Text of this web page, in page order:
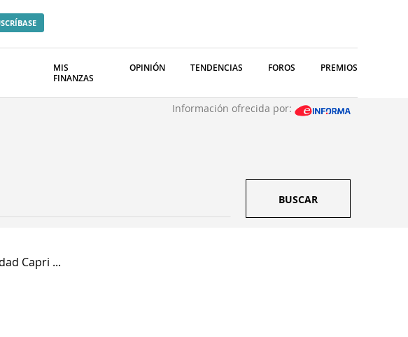
MIS
FINANZAS
OPINIÓN TENDENCIAS FOROS PREMIOS
Información ofrecida por:
BUSCAR
Capri ...